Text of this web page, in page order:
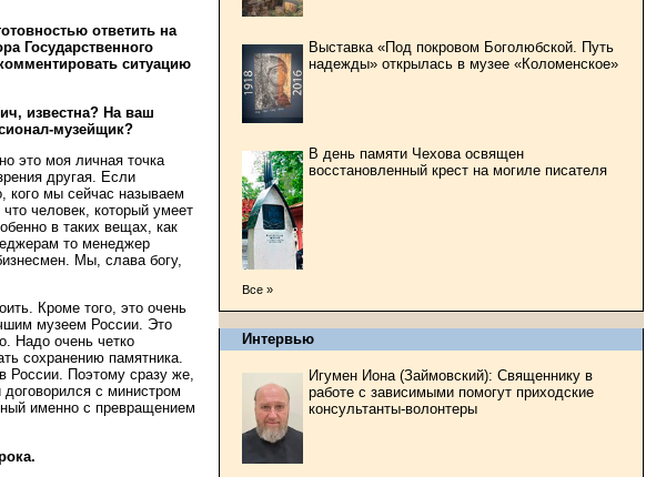
ответить на
Государственного
ситуацию
известна? На ваш
музейщик?
это моя личная точка
другая. Если
кого мы сейчас называем
человек, который умеет
в таких вещах, как
то менеджер
Мы, слава богу,
Кроме того, это очень
музеем России. Это
Надо очень четко
сохранению памятника.
России. Поэтому сразу же,
с министром
именно с превращением
Выставка «Под покровом Боголюбской. Путь
надежды» открылась в музее «Коломенское»
В день памяти Чехова освящен
восстановленный крест на могиле писателя
Все »
Интервью
Игумен Иона (Займовский): Священнику в
работе с зависимыми помогут приходские
консультанты-волонтеры